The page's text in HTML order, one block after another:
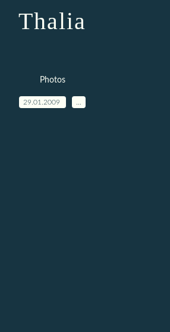
Thalia
Photos
29.01.2009